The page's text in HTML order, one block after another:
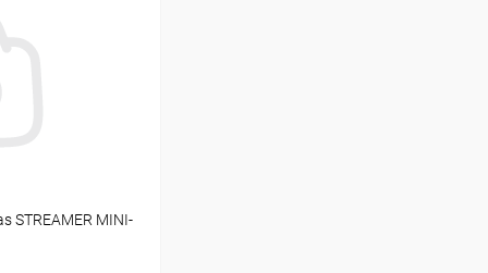
STREAMER MINI-